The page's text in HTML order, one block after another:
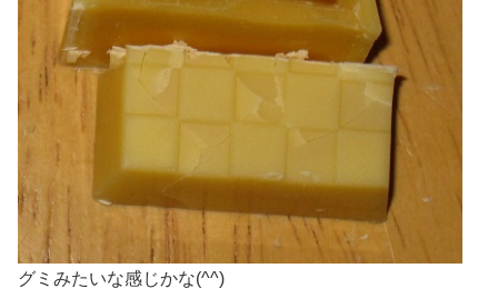
グミみたいな感じかな(^^)